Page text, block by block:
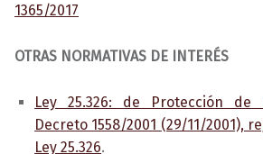
1365/2017
OTRAS NORMATIVAS DE INTERÉS
Ley 25.326: de Protección de
Decreto 1558/2001 (29/11/2001),
Ley 25.326.